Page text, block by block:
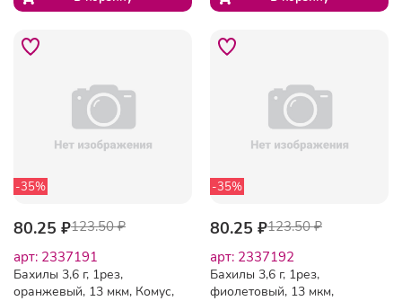
-35%
80.25 ₽123.50 ₽
арт: 2337191
Бахилы 3,6 г, 1рез,
оранжевый, 13 мкм, Комус,
-35%
80.25 ₽123.50 ₽
арт: 2337192
Бахилы 3,6 г, 1рез,
фиолетовый, 13 мкм,